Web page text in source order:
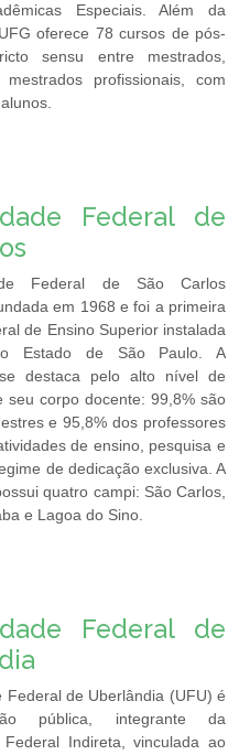
Especiais. Além da
oferece 78 cursos de pós-
sensu entre mestrados,
profissionais, com
Federal de
Federal de São Carlos
em 1968 e foi a primeira
de Ensino Superior instalada
Estado de São Paulo. A
destaca pelo alto nível de
seu corpo docente: 99,8% são
e 95,8% dos professores
de ensino, pesquisa e
de dedicação exclusiva. A
quatro campi: São Carlos,
e Lagoa do Sino.
Federal de
Federal de Uberlândia (UFU) é
pública, integrante da
Federal Indireta, vinculada ao